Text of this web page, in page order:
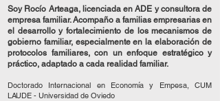
Soy Rocío Arteaga, licenciada en ADE y consultora de
empresa familiar. Acompaño a familias empresarias en
el desarrollo y fortalecimiento de los mecanismos de
gobierno familiar, especialmente en la elaboración de
protocolos familiares, con un enfoque estratégico y
práctico, adaptado a cada realidad familiar.
Doctorado Internacional en Economía y Empesa, CUM
LAUDE - Universidad de Oviedo